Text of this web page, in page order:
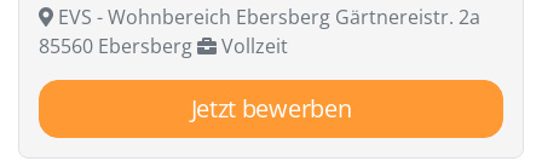
EVS - Wohnbereich Ebersberg Gärtnereistr. 2a
85560 Ebersberg
Vollzeit
Jetzt bewerben